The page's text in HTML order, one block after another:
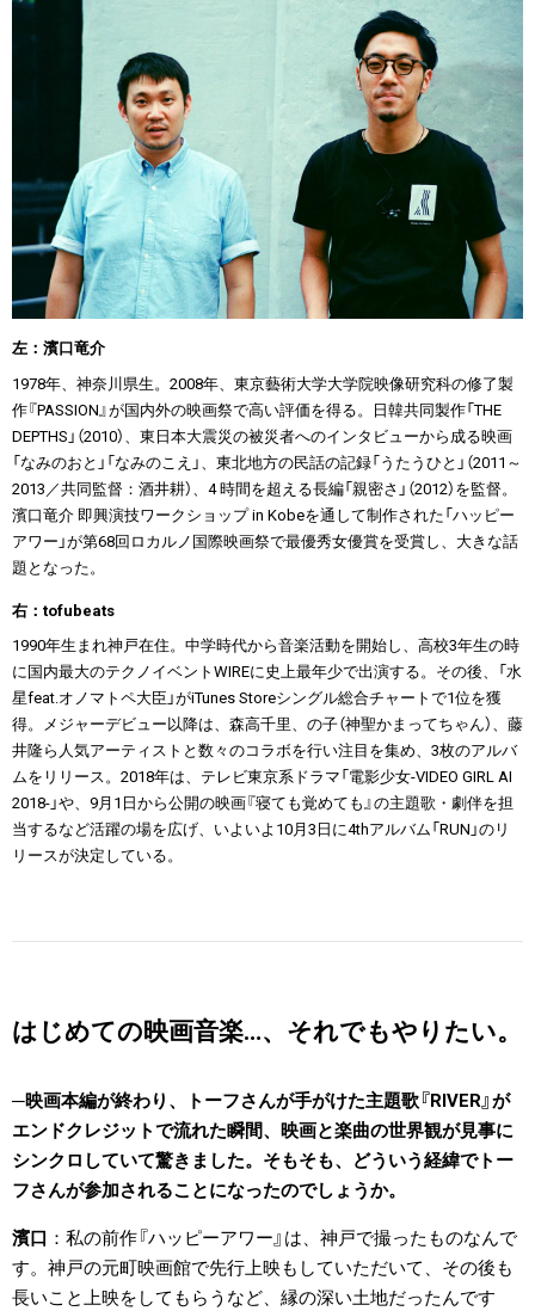
左：濱口竜介
1978年、神奈川県生。2008年、東京藝術大学大学院映像研究科の修了製
作『PASSION』が国内外の映画祭で高い評価を得る。日韓共同製作「THE
DEPTHS」（2010）、東日本大震災の被災者へのインタビューから成る映画
「なみのおと」「なみのこえ」、東北地方の民話の記録「うたうひと」（2011～
2013／共同監督：酒井耕）、4 時間を超える長編「親密さ」（2012）を監督。
濱口竜介 即興演技ワークショップ in Kobeを通して制作された「ハッピー
アワー」が第68回ロカルノ国際映画祭で最優秀女優賞を受賞し、大きな話
題となった。
右：tofubeats
1990年生まれ神戸在住。中学時代から音楽活動を開始し、高校3年生の時
に国内最大のテクノイベントWIREに史上最年少で出演する。その後、「水
星feat.オノマトペ大臣」がiTunes Storeシングル総合チャートで1位を獲
得。メジャーデビュー以降は、森高千里、の子（神聖かまってちゃん）、藤
井隆ら人気アーティストと数々のコラボを行い注目を集め、3枚のアルバ
ムをリリース。2018年は、テレビ東京系ドラマ「電影少女-VIDEO GIRL AI
2018-」や、9月1日から公開の映画『寝ても覚めても』の主題歌・劇伴を担
当するなど活躍の場を広げ、いよいよ10月3日に4thアルバム「RUN」のリ
リースが決定している。
はじめての映画音楽…、それでもやりたい。
映画本編が終わり、トーフさんが手がけた主題歌『RIVER』が
エンドクレジットで流れた瞬間、映画と楽曲の世界観が見事に
シンクロしていて驚きました。そもそも、どういう経緯でトー
フさんが参加されることになったのでしょうか。
濱口
私の前作『ハッピーアワー』は、神戸で撮ったものなんで
す。神戸の元町映画館で先行上映もしていただいて、その後も
長いこと上映をしてもらうなど、縁の深い土地だったんです